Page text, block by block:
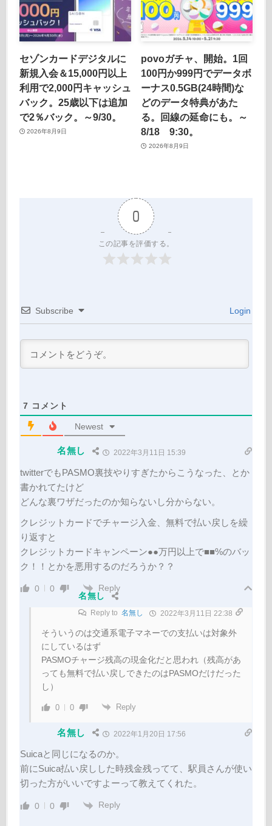
セゾンカードデジタルに
新規入会＆15,000円以上
利用で2,000円キャッシュ
バック。25歳以下は追加
で2％バック。～9/30。
2026年8月9日
povoガチャ、開始。1回
100円か999円でデータボ
ーナス0.5GB(24時間)な
どのデータ特典があた
る。回線の延命にも。～
8/18 9:30。
2026年8月9日
0
この記事を評価する。
Subscribe Login
7 コメント
Newest
名無し 2022年3月11日 15:39
twitterでもPASMO裏技やりすぎたからこうなった、とか
書かれてたけど
どんな裏ワザだったのか知らないし分からない。
クレジットカードでチャージ入金、無料で払い戻しを繰
り返すと
クレジットカードキャンペーン●●万円以上で■■%のバッ
ク！！とかを悪用するのだろうか？？
0 0
Reply
名無し
Reply to 名無し 2022年3月11日 22:38
そういうのは交通系電子マネーでの支払いは対象外
にしているはず
PASMOチャージ残高の現金化だと思われ（残高があ
っても無料で払い戻しできたのはPASMOだけだった
し）
0 0 Reply
名無し 2022年1月20日 17:56
Suicaと同じになるのか。
前にSuica払い戻しした時残金残ってて、駅員さんが使い
切った方がいいですよーって教えてくれた。
0 0 Reply